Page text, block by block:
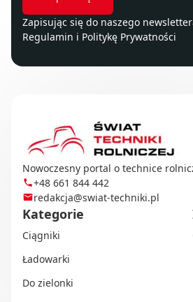
Zapisując się do naszego
Regulamin i Politykę Prywatności
Nowoczesny portal o technice
+48 661 844 442
redakcja@swiat-techniki.pl
Kategorie
Ciągniki
Ładowarki
Do zielonki